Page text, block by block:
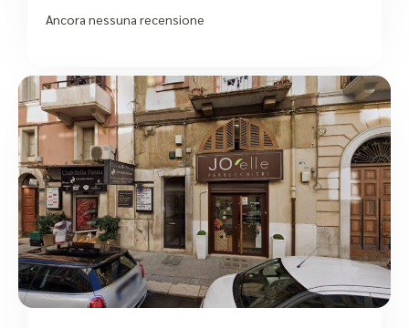
Ancora nessuna recensione